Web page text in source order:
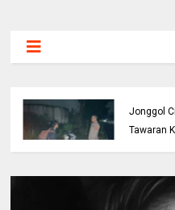
Jonggol
Tawaran